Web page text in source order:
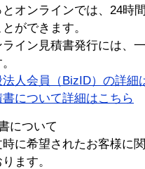
オンラインでは、24時
ができます。
イン見積書発行には、
法人会員（BizID）の詳細
書について詳細はこちら
について
時に希望されたお客様に
ます。